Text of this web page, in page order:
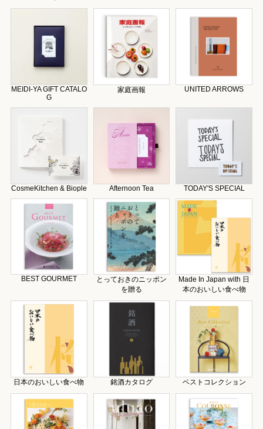
MEIDI-YA GIFT CATALO
G
家庭画報 UNITED ARROWS
CosmeKitchen & Biople Afternoon Tea TODAY'S SPECIAL
BEST GOURMET
とっておきのニッポン
を贈る
Made In Japan with 日
本のおいしい食べ物
日本のおいしい食べ物 銘酒カタログ ベストコレクション